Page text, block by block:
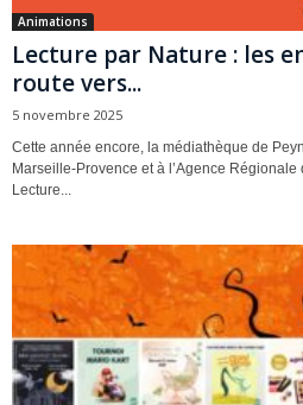
Animations
Lecture par Nature : les
route vers...
5 novembre 2025
Cette année encore, la médiathèque de
Marseille-Provence et à l’Agence
Lecture...